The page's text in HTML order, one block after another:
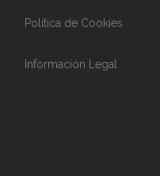
Política de Cookies
Información Legal